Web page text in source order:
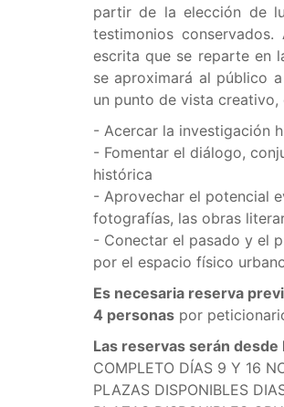
partir de la elección de
testimonios
escrita que se reparte en
se aproximará al público
un punto de vista
- Acercar la investigación
- Fomentar el diálogo,
histórica
- Aprovechar el potencial
fotografías, las obras
- Conectar el pasado y el
por el espacio físico
Es necesaria reserva
4 personas por
Las reservas serán
COMPLETO DÍAS 9 Y 16
PLAZAS DISPONIBLES